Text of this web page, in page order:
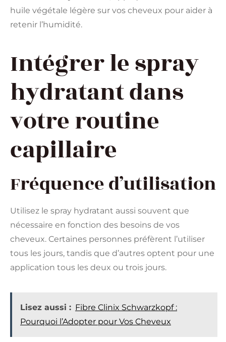
huile végétale légère sur vos cheveux pour aider à
retenir l’humidité.
Intégrer le spray
hydratant dans
votre routine
capillaire
Fréquence d’utilisation
Utilisez le spray hydratant aussi souvent que
nécessaire en fonction des besoins de vos
cheveux. Certaines personnes préfèrent l’utiliser
tous les jours, tandis que d’autres optent pour une
application tous les deux ou trois jours.
Lisez aussi : Fibre Clinix Schwarzkopf :
Pourquoi l’Adopter pour Vos Cheveux